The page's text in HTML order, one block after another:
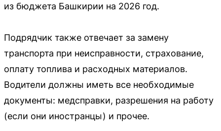
из бюджета Башкирии на 2026 год.
Подрядчик также отвечает за замену
транспорта при неисправности, страхование,
оплату топлива и расходных материалов.
Водители должны иметь все необходимые
документы: медсправки, разрешения на работу
(если они иностранцы) и прочее.